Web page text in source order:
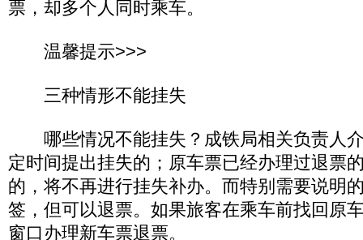
票，却多个人同时乘车。
温馨提示>>>
三种情形不能挂失
哪些情况不能挂失？成铁局相关负责人
定时间提出挂失的；原车票已经办理过退票
的，将不再进行挂失补办。而特别需要说明
签，但可以退票。如果旅客在乘车前找回原
窗口办理新车票退票。